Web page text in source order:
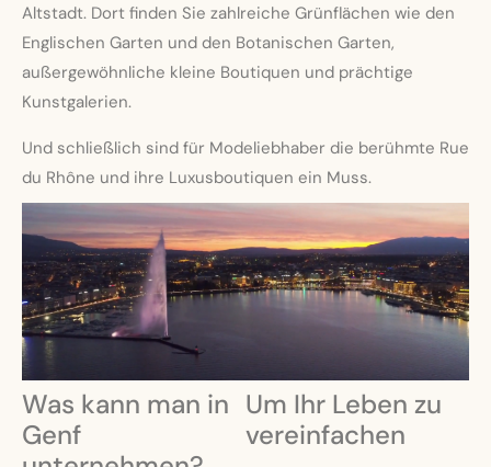
Altstadt. Dort finden Sie zahlreiche Grünflächen wie den
Englischen Garten und den Botanischen Garten,
außergewöhnliche kleine Boutiquen und prächtige
Kunstgalerien.
Und schließlich sind für Modeliebhaber die berühmte Rue
du Rhône und ihre Luxusboutiquen ein Muss.
Was kann man in
Genf
Um Ihr Leben zu
vereinfachen